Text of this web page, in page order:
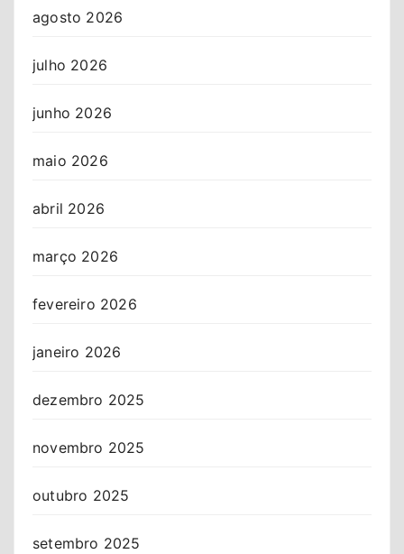
agosto 2026
julho 2026
junho 2026
maio 2026
abril 2026
março 2026
fevereiro 2026
janeiro 2026
dezembro 2025
novembro 2025
outubro 2025
setembro 2025